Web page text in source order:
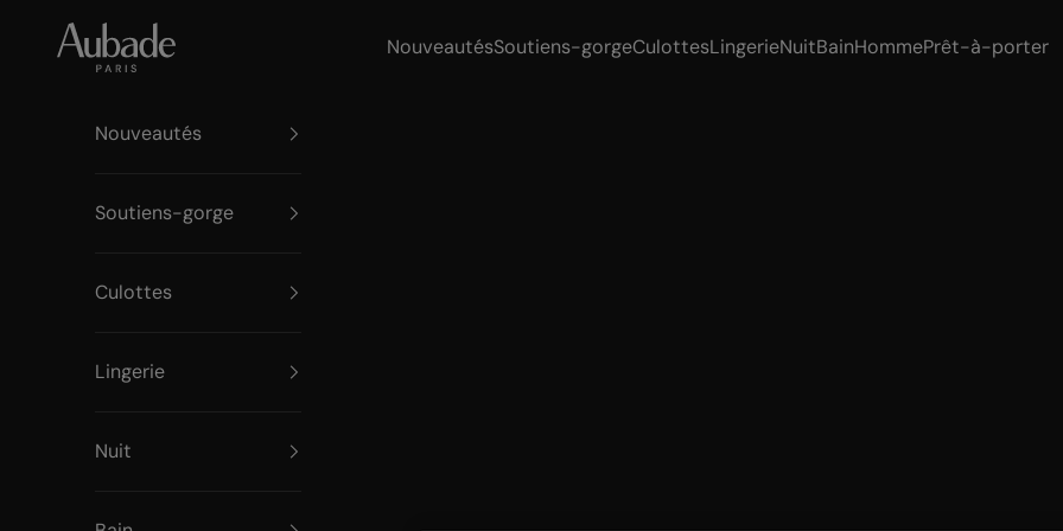
Aubade Paris
NouveautésSoutiens-gorgeCulottesLingerieNuitBainHommePrêt-à-porter
Nouveautés
Soutiens-gorge
Culottes
Lingerie
Nuit